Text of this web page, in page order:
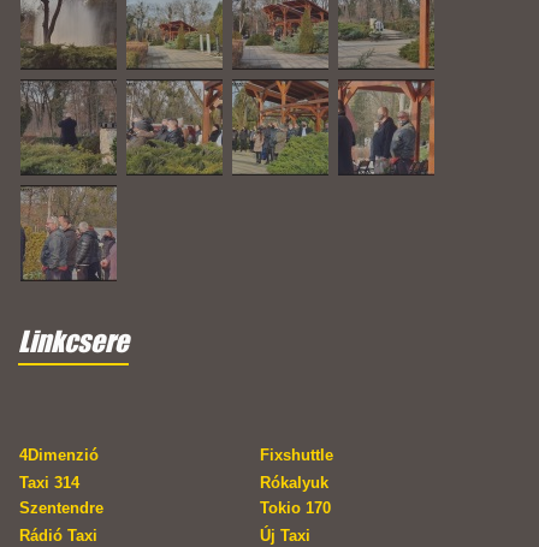
Linkcsere
4Dimenzió
Fixshuttle
Taxi 314
Szentendre
Rókalyuk
Tokio 170
Rádió Taxi
Új Taxi